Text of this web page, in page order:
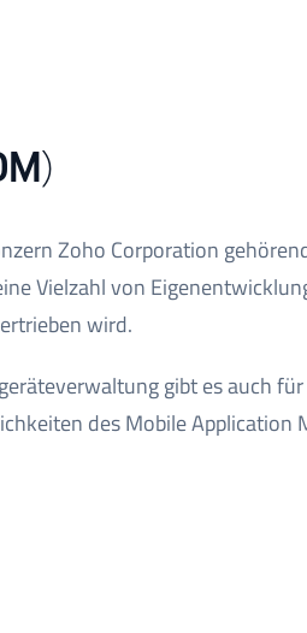
Zoho Corporation
Vielzahl von
wird.
gibt es auch
des Mobile